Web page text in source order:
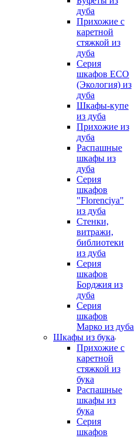
дуба
Прихожие с
каретной
стяжкой из
дуба
Серия
шкафов ECO
(Экология) из
дуба
Шкафы-купе
из дуба
Прихожие из
дуба
Распашные
шкафы из
дуба
Серия
шкафов
"Florenciya"
из дуба
Стенки,
витражи,
библиотеки
из дуба
Серия
шкафов
Борджия из
дуба
Серия
шкафов
Марко из дуба
Шкафы из бука
Прихожие с
каретной
стяжкой из
бука
Распашные
шкафы из
бука
Серия
шкафов